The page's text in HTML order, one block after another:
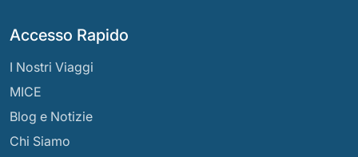
Accesso Rapido
I Nostri Viaggi
MICE
Blog e Notizie
Chi Siamo